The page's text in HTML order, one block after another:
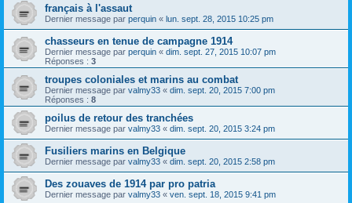
français à l'assaut
Dernier message par perquin « lun. sept. 28, 2015 10:25 pm
chasseurs en tenue de campagne 1914
Dernier message par perquin « dim. sept. 27, 2015 10:07 pm
Réponses : 3
troupes coloniales et marins au combat
Dernier message par valmy33 « dim. sept. 20, 2015 7:00 pm
Réponses : 8
poilus de retour des tranchées
Dernier message par valmy33 « dim. sept. 20, 2015 3:24 pm
Fusiliers marins en Belgique
Dernier message par valmy33 « dim. sept. 20, 2015 2:58 pm
Des zouaves de 1914 par pro patria
Dernier message par valmy33 « ven. sept. 18, 2015 9:41 pm